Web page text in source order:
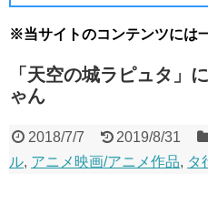
※当サイトのコンテンツには
「天空の城ラピュタ」
ゃん
2018/7/7 2019/8/31
ル, アニメ映画/アニメ作品, タ